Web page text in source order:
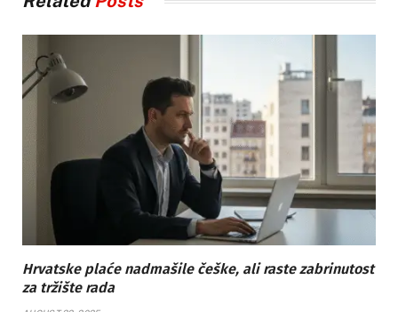
Hrvatske plaće nadmašile češke, ali raste zabrinutost
za tržište rada